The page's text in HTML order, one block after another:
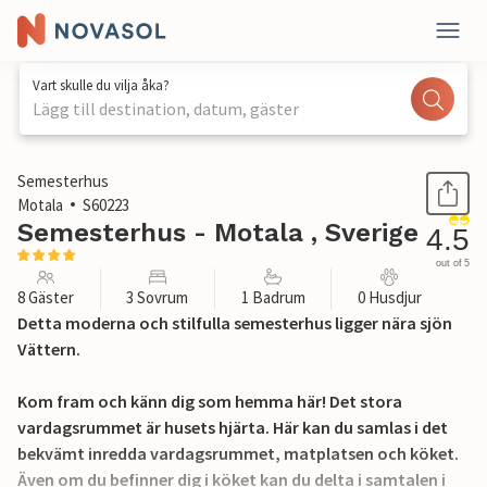
Vart skulle du vilja åka?
Lägg till destination, datum, gäster
1 / 16
Semesterhus
Motala
S60223
Semesterhus - Motala , Sverige 4.5
out of 5
8 Gäster 3 Sovrum 1 Badrum 0 Husdjur
Detta moderna och stilfulla semesterhus ligger nära sjön
Vättern.
Kom fram och känn dig som hemma här! Det stora
vardagsrummet är husets hjärta. Här kan du samlas i det
bekvämt inredda vardagsrummet, matplatsen och köket.
Även om du befinner dig i köket kan du delta i samtalen i